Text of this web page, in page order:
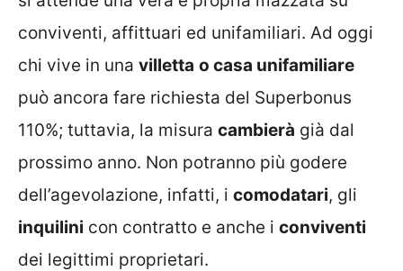
conviventi, affittuari ed unifamiliari. Ad oggi
chi vive in una villetta o casa unifamiliare
può ancora fare richiesta del Superbonus
110%; tuttavia, la misura cambierà già dal
prossimo anno. Non potranno più godere
dell’agevolazione, infatti, i comodatari, gli
inquilini con contratto e anche i conviventi
dei legittimi proprietari.